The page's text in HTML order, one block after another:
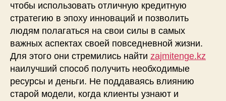
чтобы использовать отличную кредитную
стратегию в эпоху инноваций и позволить
людям полагаться на свои силы в самых
важных аспектах своей повседневной жизни.
Для этого они стремились найти zajmitenge.kz
наилучший способ получить необходимые
ресурсы и деньги. Не поддаваясь влиянию
старой модели, когда клиенты узнают и